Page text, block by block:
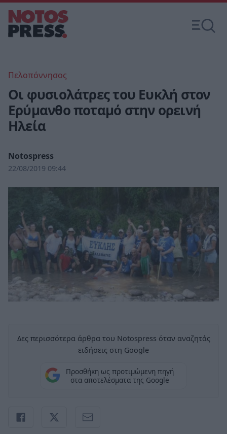
Πελοπόννησος
Οι φυσιολάτρες του Ευκλή στον
Ερύμανθο ποταμό στην ορεινή
Ηλεία
Notospress
22/08/2019 09:44
Δες περισσότερα άρθρα του Notospress όταν αναζητάς
ειδήσεις στη Google
Προσθήκη ως προτιμώμενη πηγή
στα αποτελέσματα της Google